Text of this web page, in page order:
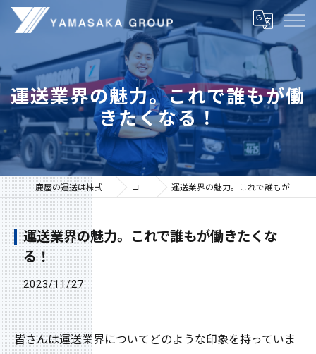
運送業界の魅力。これで誰もが働
きたくなる！
鹿屋の運送は株式会社山坂 コラム 運送業界の魅力。これで誰もが働きたくなる！
運送業界の魅力。これで誰もが働きたくな
る！
2023/11/27
皆さんは運送業界についてどのような印象を持っていま